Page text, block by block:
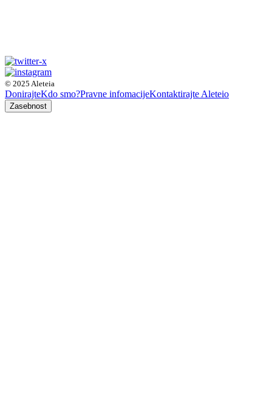
© 2025 Aleteia
DonirajteKdo smo?Pravne infomacijeKontaktirajte Aleteio
Zasebnost